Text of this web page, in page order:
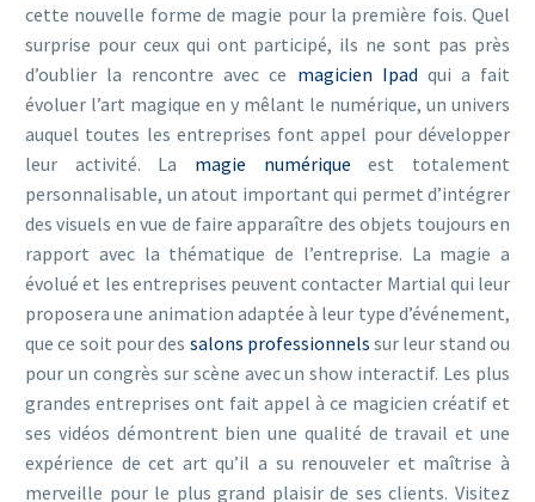
cette nouvelle forme de magie pour la première fois. Quel
surprise pour ceux qui ont participé, ils ne sont pas près
d’oublier la rencontre avec ce magicien Ipad qui a fait
évoluer l’art magique en y mêlant le numérique, un univers
auquel toutes les entreprises font appel pour développer
leur activité. La magie numérique est totalement
personnalisable, un atout important qui permet d’intégrer
des visuels en vue de faire apparaître des objets toujours en
rapport avec la thématique de l’entreprise. La magie a
évolué et les entreprises peuvent contacter Martial qui leur
proposera une animation adaptée à leur type d’événement,
que ce soit pour des salons professionnels sur leur stand ou
pour un congrès sur scène avec un show interactif. Les plus
grandes entreprises ont fait appel à ce magicien créatif et
ses vidéos démontrent bien une qualité de travail et une
expérience de cet art qu’il a su renouveler et maîtrise à
merveille pour le plus grand plaisir de ses clients. Visitez